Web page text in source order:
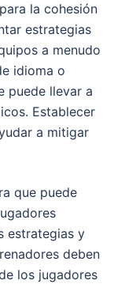
la cohesión
estrategias
a menudo
idioma o
puede llevar a
Establecer
a mitigar
que puede
estrategias y
deben
los jugadores